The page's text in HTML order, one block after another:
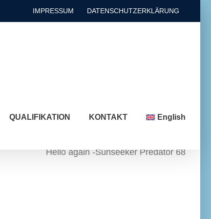
IMPRESSUM DATENSCHUTZERKLÄRUNG
QUALIFIKATION KONTAKT English
Hello again -Sunseeker Predator 68